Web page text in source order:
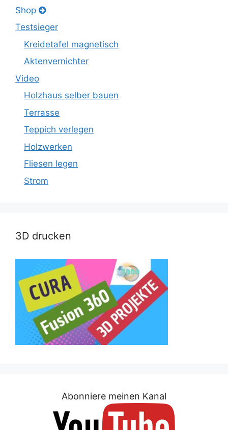
Shop
Testsieger
Kreidetafel magnetisch
Aktenvernichter
Video
Holzhaus selber bauen
Terrasse
Teppich verlegen
Holzwerken
Fliesen legen
Strom
3D drucken
Abonniere meinen Kanal